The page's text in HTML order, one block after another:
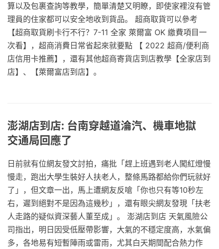
算以及包裹查詢等教學，簡單清楚又明瞭，即使家裡沒有管
理員的住家都可以安全地收到貨品。 超商取貨可以參考
【超商取貨刷卡行不行？7-11 全家 萊爾富 OK 繳費項目一
次看】，超商消費日常省起來就要點 【 2022 超商/便利商
店信用卡推薦】，還有其他超商寄貨店到店教學【全家店到
店】、【萊爾富店到店】。
澎湖店到店: 台南穿越道淪汽、機車地獄
交通局回應了
日前就有位網友發文討拍，痛批「趕上班遇到老人闖紅燈慢
慢走，跑出大學生裝好人扶老人，整條馬路都給你們玩就好
了」，但文章一出，馬上遭網友反嗆「你也只有等10秒左
右，遲到絕對不是因為這幾秒」，還有眼尖網友發現「扶老
人走路的疑似資深藝人董至成」。 澎湖店到店 天氣風險公
司指出，明日因受低壓帶影響，大氣的不穩定度高，水氣偏
多，各地易有短暫陣雨或雷雨，尤其白天期間配合熱力作